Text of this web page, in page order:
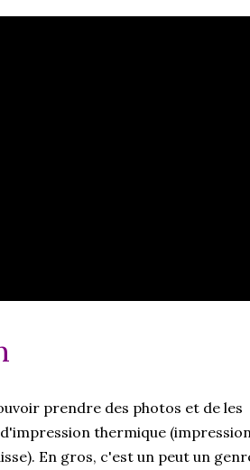
prendre des photos et de les
thermique
En gros, c'est un peut un